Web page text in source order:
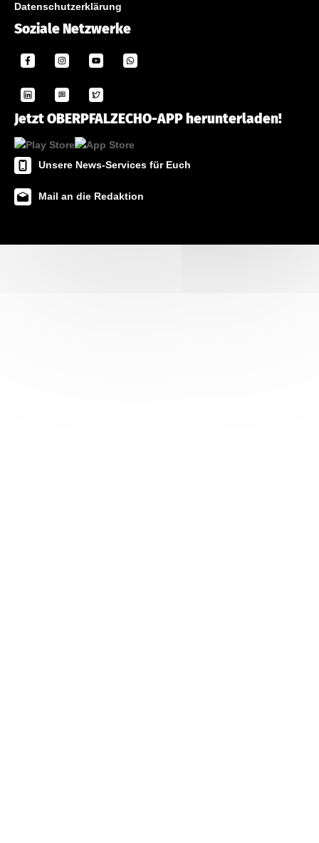
Datenschutzerklärung
Soziale Netzwerke
Jetzt OBERPFALZECHO-APP herunterladen!
Unsere News-Services für Euch
Mail an die Redaktion